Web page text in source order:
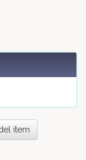
ítem